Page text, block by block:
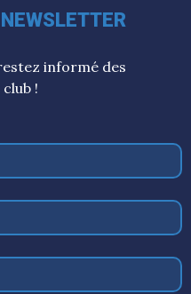
NEWSLETTER
informé des
!